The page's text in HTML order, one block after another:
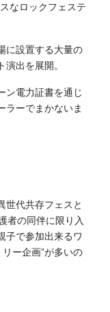
なロックフェステ
に設置する大量の
出を展開。
ン電力証書を通じ
ラーでまかないま
世代共存フェスと
者の同伴に限り入
子で参加出来るワ
ー企画”が多いの